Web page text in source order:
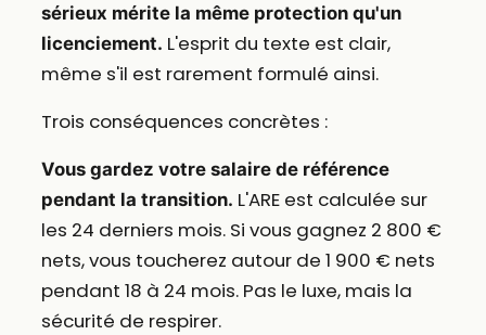
sérieux mérite la même protection qu'un
licenciement. L'esprit du texte est clair,
même s'il est rarement formulé ainsi.
Trois conséquences concrètes :
Vous gardez votre salaire de référence
pendant la transition. L'ARE est calculée sur
les 24 derniers mois. Si vous gagnez 2 800 €
nets, vous toucherez autour de 1 900 € nets
pendant 18 à 24 mois. Pas le luxe, mais la
sécurité de respirer.